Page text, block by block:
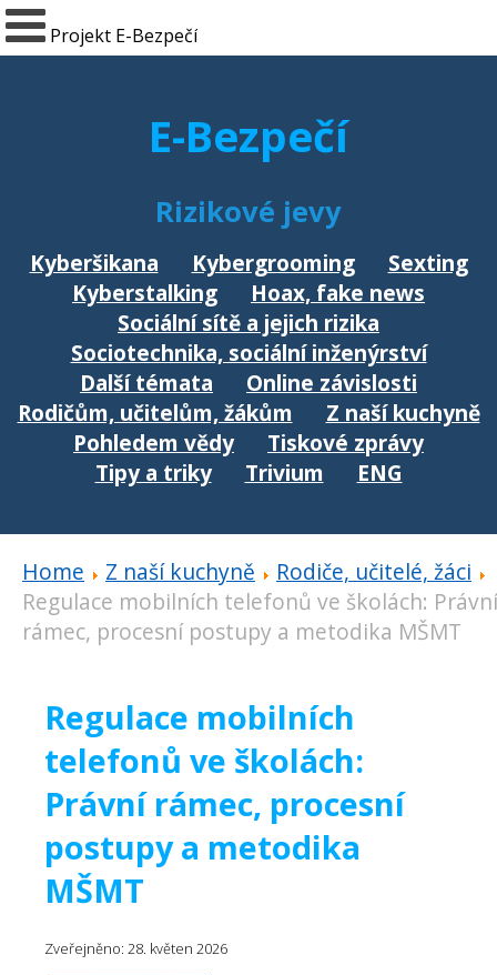
Projekt E-Bezpečí
E-Bezpečí
Rizikové jevy
Kyberšikana Kybergrooming
Sexting
Kyberstalking
Hoax, fake news
Sociální sítě a jejich rizika
Sociotechnika, sociální inženýrství
Další témata
Online závislosti
Rodičům, učitelům, žákům
Z naší kuchyně
Pohledem vědy
Tiskové zprávy
Tipy a triky
Trivium ENG
Home Z naší kuchyně
Rodiče, učitelé, žáci
Regulace mobilních telefonů ve školách: Právní
rámec, procesní postupy a metodika MŠMT
Regulace mobilních
telefonů ve školách:
Právní rámec, procesní
postupy a metodika
MŠMT
Zveřejněno: 28. květen 2026